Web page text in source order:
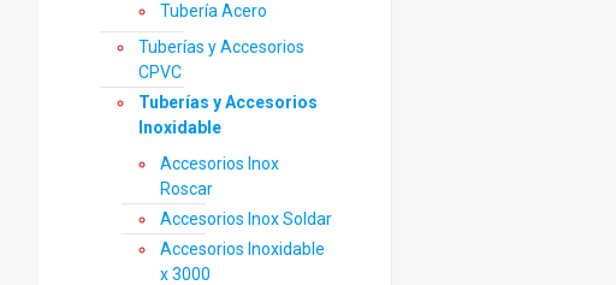
Tubería Acero
Tuberías y Accesorios
CPVC
Tuberías y Accesorios
Inoxidable
Accesorios Inox
Roscar
Accesorios Inox Soldar
Accesorios Inoxidable
x 3000